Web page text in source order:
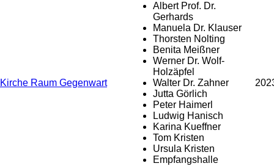
Kirche Raum Gegenwart
Albert Prof. Dr.
Gerhards
Manuela Dr. Klauser
Thorsten Nolting
Benita Meißner
Werner Dr. Wolf-
Holzäpfel
Walter Dr. Zahner
Jutta Görlich
Peter Haimerl
Ludwig Hanisch
Karina Kueffner
Tom Kristen
Ursula Kristen
Empfangshalle